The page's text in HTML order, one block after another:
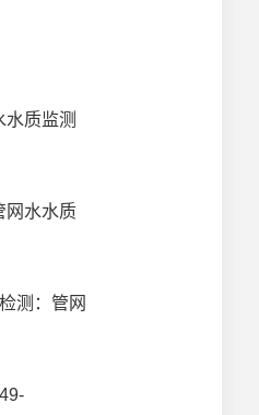
质监测
水水质
测：管网